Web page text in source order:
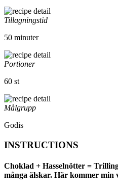
Tillagningstid
50 minuter
Portioner
60 st
Målgrupp
Godis
INSTRUCTIONS
Choklad + Hasselnötter =
många älskar. Här kommer min